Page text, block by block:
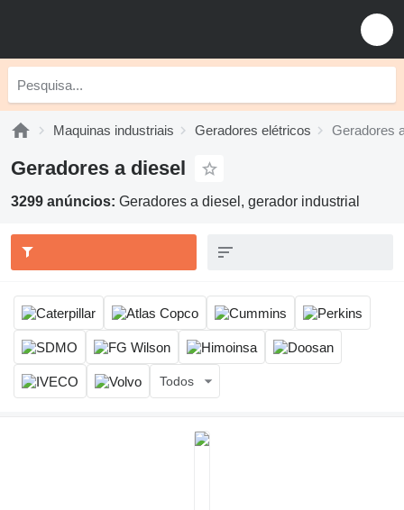
Maquinas industriais Geradores elétricos Geradores
Geradores a diesel
3299 anúncios: Geradores a diesel, gerador industrial
Todos